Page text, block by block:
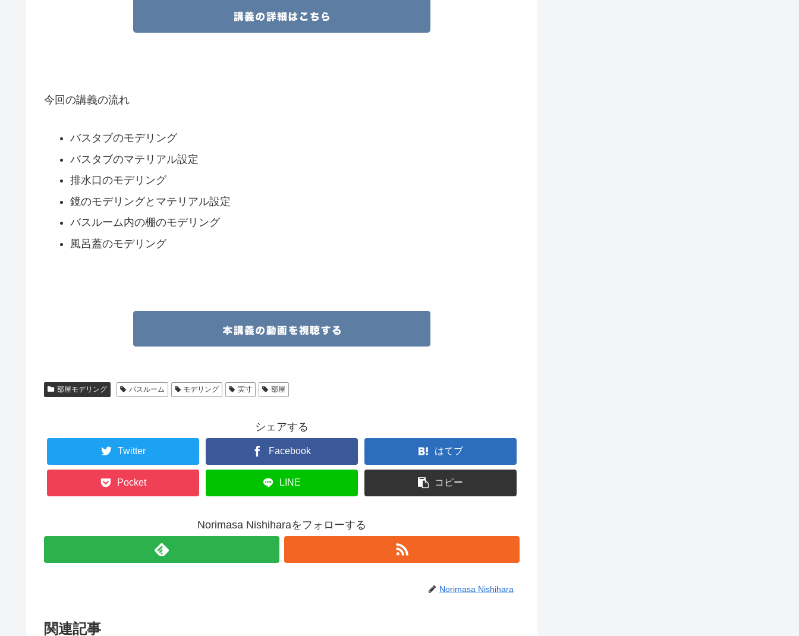
今回の講義の流れ
バスタブのモデリング
バスタブのマテリアル設定
排水口のモデリング
鏡のモデリングとマテリアル設定
バスルーム内の棚のモデリング
風呂蓋のモデリング
部屋モデリング バスルーム モデリング 実寸 部屋
シェアする
Twitter Facebook はてブ
Pocket LINE コピー
Norimasa Nishiharaをフォローする
Norimasa Nishihara
関連記事